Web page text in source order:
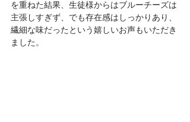
を重ねた結果、生徒様からはブルーチーズは
主張しすぎず、でも存在感はしっかりあり、
繊細な味だったという嬉しいお声もいただき
ました。